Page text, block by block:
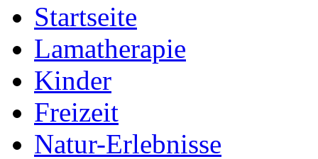
Startseite
Lamatherapie
Kinder
Freizeit
Natur-Erlebnisse